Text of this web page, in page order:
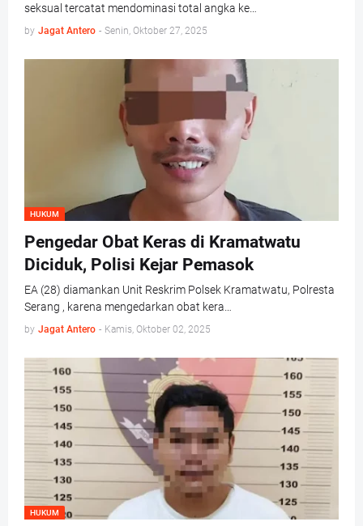
seksual tercatat mendominasi total angka ke…
by Jagat Antero - Senin, Oktober 27, 2025
HUKUM
Pengedar Obat Keras di Kramatwatu
Diciduk, Polisi Kejar Pemasok
EA (28) diamankan Unit Reskrim Polsek Kramatwatu, Polresta
Serang , karena mengedarkan obat kera…
by Jagat Antero - Kamis, Oktober 02, 2025
HUKUM